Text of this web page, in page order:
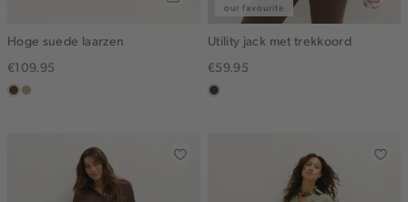
Hoge suede laarzen
€109.95
donkerbruin
zand
our favourite
Utility jack met trekkoord
€59.95
choco